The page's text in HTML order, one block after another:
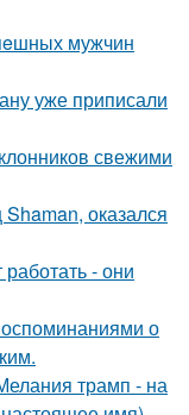
мужчин
уже приписали
свежими
оказался
- они
о
трамп - на